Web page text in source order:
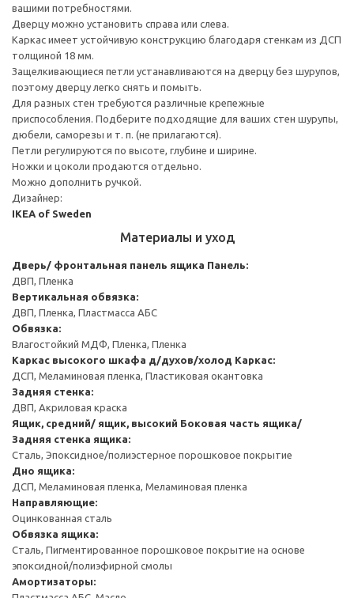
вашими потребностями.
Дверцу можно установить справа или слева.
Каркас имеет устойчивую конструкцию благодаря стенкам из ДСП
толщиной 18 мм.
Защелкивающиеся петли устанавливаются на дверцу без шурупов,
поэтому дверцу легко снять и помыть.
Для разных стен требуются различные крепежные
приспособления. Подберите подходящие для ваших стен шурупы,
дюбели, саморезы и т. п. (не прилагаются).
Петли регулируются по высоте, глубине и ширине.
Ножки и цоколи продаются отдельно.
Можно дополнить ручкой.
Дизайнер:
IKEA of Sweden
Материалы и уход
Дверь/ фронтальная панель ящика Панель:
ДВП, Пленка
Вертикальная обвязка:
ДВП, Пленка, Пластмасса АБС
Обвязка:
Влагостойкий МДФ, Пленка, Пленка
Каркас высокого шкафа д/духов/холод Каркас:
ДСП, Меламиновая пленка, Пластиковая окантовка
Задняя стенка:
ДВП, Акриловая краска
Ящик, средний/ ящик, высокий Боковая часть ящика/
Задняя стенка ящика:
Сталь, Эпоксидное/полиэстерное порошковое покрытие
Дно ящика:
ДСП, Меламиновая пленка, Меламиновая пленка
Направляющие:
Оцинкованная сталь
Обвязка ящика:
Сталь, Пигментированное порошковое покрытие на основе
эпоксидной/полиэфирной смолы
Амортизаторы: